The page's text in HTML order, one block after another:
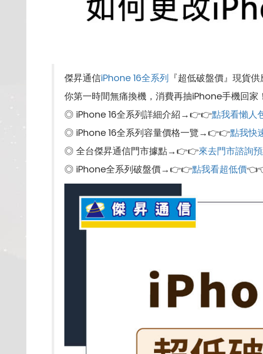
傑昇通信iPhone 16全系列 『超低破盤價』現貨
你第一時間無痛換機，消費再抽iPhone手機回家
◎ iPhone 16全系列詳細介紹→👉👉點我看懶人
◎ iPhone 16全系列容量價格一覽→👉👉點我快
◎ 全台傑昇通信門市據點→👉👉來去門市諮詢
◎ iPhone全系列破盤價→👉👉點我看超低價